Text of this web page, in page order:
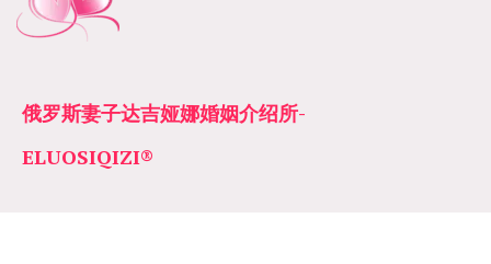
俄罗斯妻子达吉娅娜婚姻介绍所­­
ELUOSIQIZI®